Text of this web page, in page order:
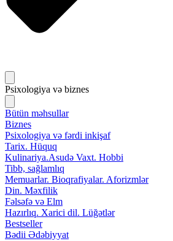
Psixologiya və biznes
Bütün məhsullar
Biznes
Psixologiya və fərdi inkişaf
Tarix. Hüquq
Kulinariya.Asudə Vaxt. Hobbi
Tibb, sağlamlıq
Memuarlar. Bioqrafiyalar. Aforizmlər
Din. Məxfilik
Fəlsəfə və Elm
Hazırlıq. Xarici dil. Lüğətlər
Bestseller
Bədii Ədəbiyyat